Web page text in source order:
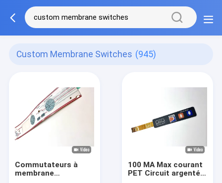
Custom Membrane Switches (945)
Commutateurs à
membrane
100 MA Max courant
PET Circuit argenté